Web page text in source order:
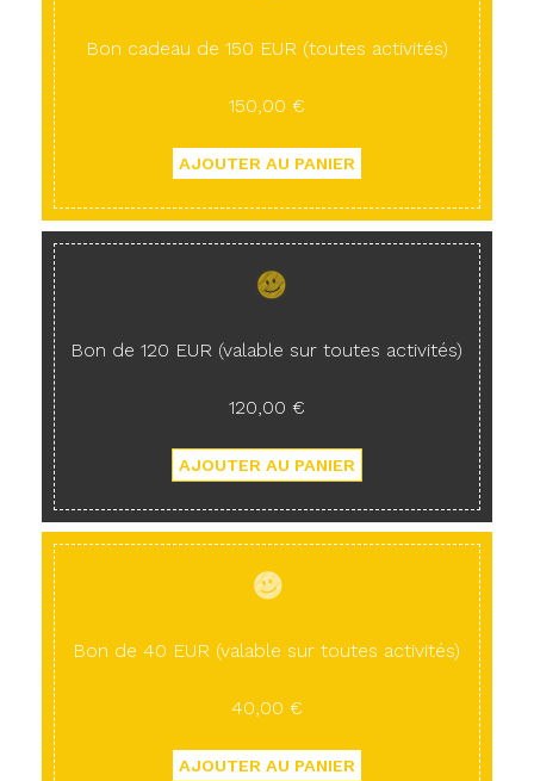
Bon cadeau de 150 EUR (toutes activités)
150,00 €
Bon de 120 EUR (valable sur toutes activités)
120,00 €
Bon de 40 EUR (valable sur toutes activités)
40,00 €